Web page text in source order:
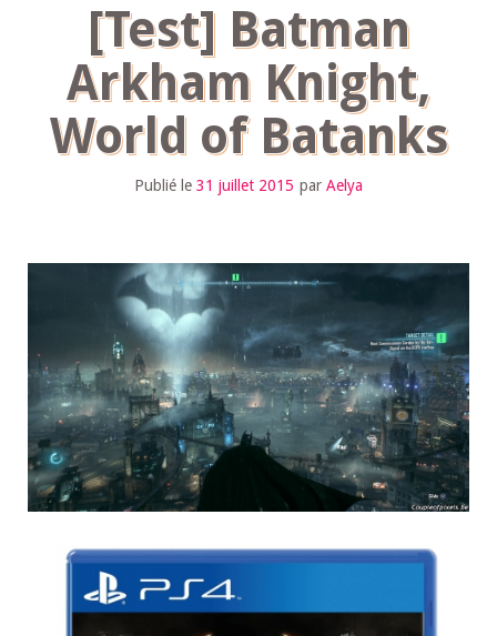
[Test] Batman
Arkham Knight,
World of Batanks
Publié le 31 juillet 2015 par Aelya